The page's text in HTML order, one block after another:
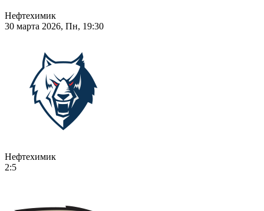
Нефтехимик
30 марта 2026, Пн, 19:30
Нефтехимик
2:5